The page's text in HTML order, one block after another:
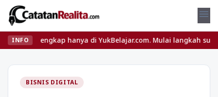
menu
INFOhanya di YukBelajar.com. Mulai langkah suksesmu hari
BISNIS DIGITAL